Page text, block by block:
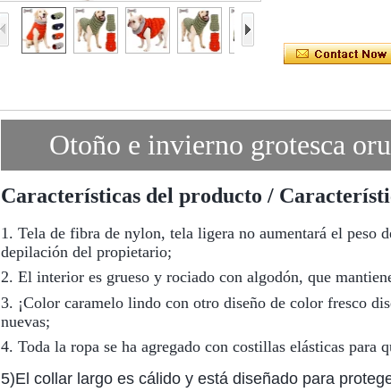
Otoño e invierno grotesca
Características del producto /
1. Tela de fibra de nylon, tela ligera no aumentará el peso
depilación del propietario;
2. El interior es grueso y rociado con algodón, que
3. ¡Color caramelo lindo con otro diseño de color fresco
nuevas;
4. Toda la ropa se ha agregado con costillas elásticas para
5)El collar largo es cálido y está diseñado para